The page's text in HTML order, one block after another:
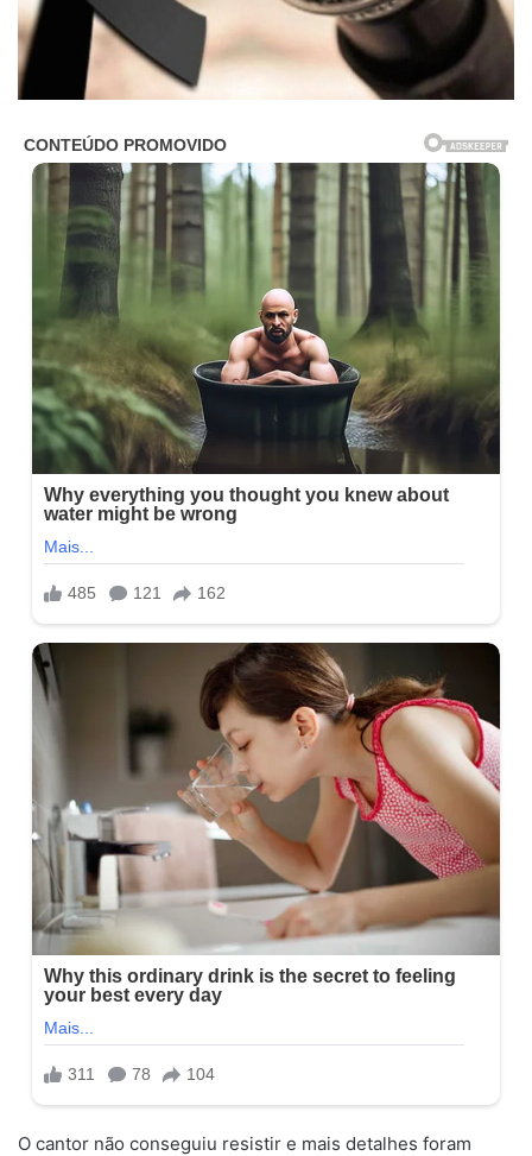
O cantor não conseguiu resistir e mais detalhes foram